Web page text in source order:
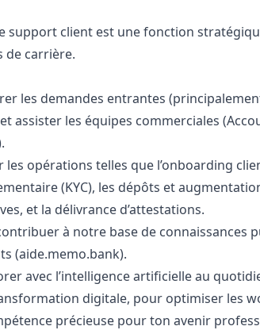
support client est une fonction
de carrière.
les demandes entrantes
assister les équipes commerciales
les opérations telles que l’onboarding
(KYC), les dépôts et
et la délivrance d’attestations.
à notre base de connaissances
(aide.memo.bank).
avec l’intelligence artificielle au
digitale, pour optimiser les
précieuse pour ton avenir